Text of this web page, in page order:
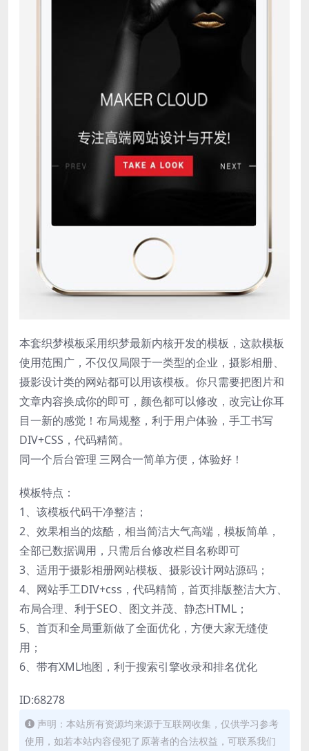
本套织梦模板采用织梦最新内核开发的模板，这款模板
使用范围广，不仅仅局限于一类型的企业，摄影相册、
摄影设计类的网站都可以用该模板。你只需要把图片和
文章内容换成你的即可，颜色都可以修改，改完让你耳
目一新的感觉！布局规整，利于用户体验，手工书写
DIV+CSS，代码精简。
同一个后台管理 三网合一简单方便，体验好！
模板特点：
1、该模板代码干净整洁；
2、效果相当的炫酷，相当简洁大气高端，模板简单，
全部已数据调用，只需后台修改栏目名称即可
3、适用于摄影相册网站模板、摄影设计网站源码；
4、网站手工DIV+css，代码精简，首页排版整洁大方、
布局合理、利于SEO、图文并茂、静态HTML；
5、首页和全局重新做了全面优化，方便大家无缝使
用；
6、带有XML地图，利于搜索引擎收录和排名优化
ID:68278
声明：本站所有资源均来源于互联网收集，仅供学习参考
使用，如若本站内容侵犯了原著者的合法权益，可联系我们